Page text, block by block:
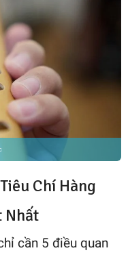
Chí Hàng
Nhất
cần 5 điều quan